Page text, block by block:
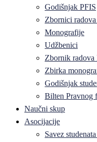
Godišnjak PFIS
Zbornici
Monografije
Udžbenici
Zbornik radova
Zbirka
Godišnjak
Bilten Pravnog
Naučni skup
Asocijacije
Savez